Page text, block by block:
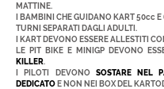
MATTINE.
I BAMBINI CHE GUIDANO KART 50cc
TURNI SEPARATI DAGLI ADULTI.
I KART DEVONO ESSERE ALLESTITI
LE PIT BIKE E MINIGP DEVONO
KILLER.
I PILOTI DEVONO SOSTARE NEL
DEDICATO E NON NEI BOX DEL